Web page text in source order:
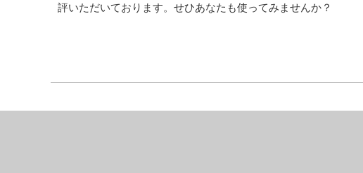
評いただいております。せひあなたも使ってみませんか？